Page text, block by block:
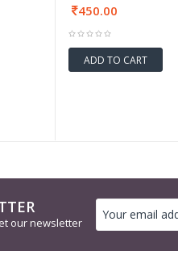
450.00
ADD TO CART
our newsletter